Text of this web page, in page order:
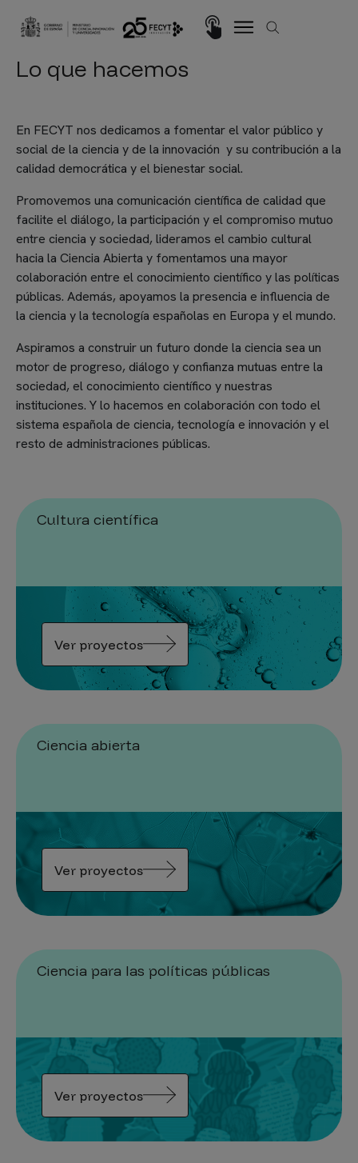
Imagen
Lo que hacemos
En FECYT nos dedicamos a fomentar el valor público y
social de la ciencia y de la innovación y su contribución a la
calidad democrática y el bienestar social.
Promovemos una comunicación científica de calidad que
facilite el diálogo, la participación y el compromiso mutuo
entre ciencia y sociedad, lideramos el cambio cultural
hacia la Ciencia Abierta y fomentamos una mayor
colaboración entre el conocimiento científico y las políticas
públicas. Además, apoyamos la presencia e influencia de
la ciencia y la tecnología españolas en Europa y el mundo.
Aspiramos a construir un futuro donde la ciencia sea un
motor de progreso, diálogo y confianza mutuas entre la
sociedad, el conocimiento científico y nuestras
instituciones. Y lo hacemos en colaboración con todo el
sistema española de ciencia, tecnología e innovación y el
resto de administraciones públicas.
Cultura científica
Ver proyectos
Ciencia abierta
Ver proyectos
Ciencia para las políticas públicas
Ver proyectos